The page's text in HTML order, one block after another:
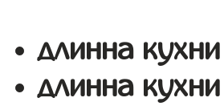
длинна
длинна